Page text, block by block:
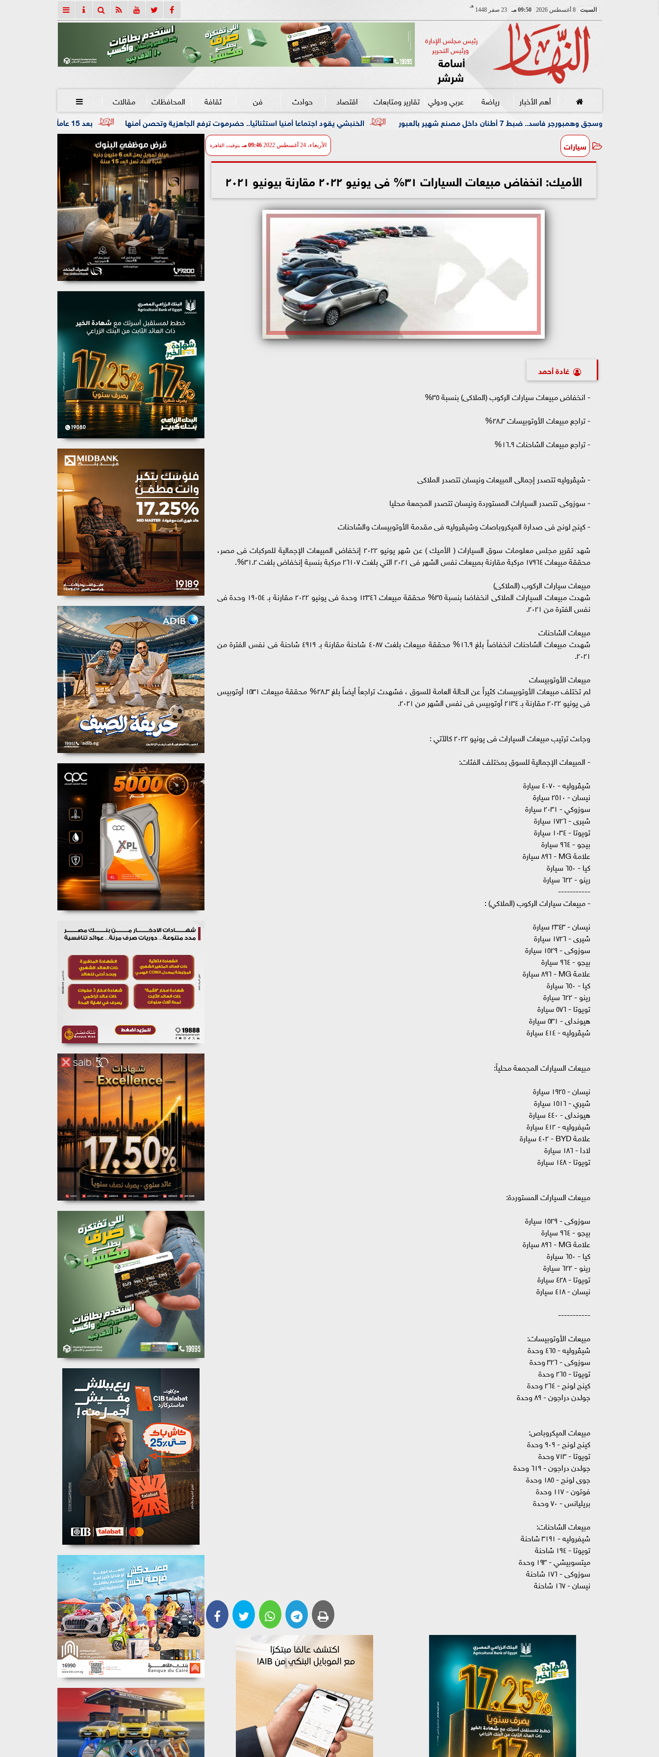
السبت 8 أغسطس 2026 09:50 مـ 23 صفر 1448
هـ
رئيس مجلس الإدارة
ورئيس التحرير
أسامة
شرشر
أهم الأخبار رياضة عربي ودولي تقارير ومتابعات اقتصاد حوادث فن ثقافة المحافظات مقالات 
بعد 15 عاماً من الغياب.. المجلس الثقافي البريطاني شريكاً لمهرجان القاهرة للمسرح التجريبي الخنبشي يقود اجتماعا أمنيا استثنائيا.. حضرموت ترفع الجاهزية وتحصن أمنها فاسد.. ضبط 7 أطنان داخل مصنع شهير بالعبور
سيارات الأربعاء، 24 أغسطس 2022 09:46 مـ بتوقيت القاهرة
الأميك: انخفاض مبيعات السيارات ٣١% فى يونيو ٢٠٢٢ مقارنة بيونيو ٢٠٢١
غادة أحمد
- انخفاض مبيعات سيارات الركوب (الملاكى) بنسبة ٣٥%
- تراجع مبيعات الأوتوبيسات ٢٨.٣%
- تراجع مبيعات الشاحنات ١٦.٩%
- شيڤروليه تتصدر إجمالى المبيعات ونيسان تتصدر الملاكى
- سوزوكى تتصدر السيارات المستوردة ونيسان تتصدر المجمعة محليا
- كينج لونج فى صدارة الميكروباصات وشيڤروليه فى مقدمة الأوتوبيسات والشاحنات
شهد تقرير مجلس معلومات سوق السيارات ( الأميك ) عن شهر يونيو ٢٠٢٢ إنخفاض المبيعات الإجمالية للمركبات فى مصر،
محققة مبيعات ١٧٩٦٤ مركبة مقارنة بمبيعات نفس الشهر فى ٢٠٢١ التي بلغت ٢٦١٠٧ مركبة بنسبة إنخفاض بلغت ٣١.٢%.
مبيعات سيارات الركوب (الملاكى)
شهدت مبيعات السيارات الملاكى انخفاضا بنسبة ٣٥% محققة مبيعات ١٢٣٤٦ وحدة فى يونيو ٢٠٢٢ مقارنة بـ ١٩٠٥٤ وحدة فى
نفس الفترة من ٢٠٢١.
مبيعات الشاحنات
شهدت مبيعات الشاحنات انخفاضاً بلغ ١٦.٩% محققة مبيعات بلغت ٤٠٨٧ شاحنة مقارنة بـ ٤٩١٩ شاحنة فى نفس الفترة من
٢٠٢١.
مبيعات الأوتوبيسات
لم تختلف مبيعات الأوتوبيسات كثيراً عن الحالة العامة للسوق ، فشهدت تراجعاً أيضاً بلغ ٢٨.٣% محققة مبيعات ١٥٣١ أوتوبيس
فى يونيو ٢٠٢٢ مقارنة بـ ٢١٣٤ أوتوبيس فى نفس الشهر من ٢٠٢١.
وجاءت ترتيب مبيعات السيارات فى يونيو ٢٠٢٢ كالآتي :
- المبيعات الإجمالية للسوق بمختلف الفئات:
شيڤروليه - ٤٠٧٠ سيارة
نيسان - ٢٥١٠ سيارة
سوزوكي - ٢٠٣١ سيارة
شيرى - ١٧٢٦ سيارة
تويوتا - ١٠٣٤ سيارة
بيچو - ٩٦٤ سيارة
علامة MG - ٨٩٦ سيارة
كيا - ٦٥٠ سيارة
رينو - ٦٢٢ سيارة
-----------
- مبيعات سيارات الركوب (الملاكي) :
نيسان - ٢٣٤٣ سيارة
شيرى - ١٧٢٦ سيارة
سوزوكى - ١٥٢٩ سيارة
بيچو - ٩٦٤ سيارة
علامة MG - ٨٩٦ سيارة
كيا - ٦٥٠ سيارة
رينو - ٦٢٢ سيارة
تويوتا - ٥٧٦ سيارة
هيونداى - ٥٣١ سيارة
شيڤروليه - ٤١٤ سيارة
مبيعات السيارات المجمعة محلياً:
نيسان - ١٩٢٥ سيارة
شيري - ١٥١٦ سيارة
هيونداى - ٤٤٠ سيارة
شيفروليه - ٤١٢ سيارة
علامة BYD - ٤٠٢ سيارة
لادا - ١٨٦ سيارة
تويوتا - ١٤٨ سيارة
مبيعات السيارات المستوردة:
سوزوكى - ١٥٢٩ سيارة
بيچو - ٩٦٤ سيارة
علامة MG - ٨٩٦ سيارة
كيا - ٦٥٠ سيارة
رينو - ٦٢٢ سيارة
تويوتا - ٤٢٨ سيارة
نيسان - ٤١٨ سيارة
-----------
مبيعات الأوتوبيسات:
شيڤروليه - ٤٦٥ وحدة
سوزوكى - ٣٢٦ وحدة
تويوتا - ٢٦٥ وحدة
كينج لونج - ٢٦٤ وحدة
جولدن دراجون - ٨٩ وحدة
مبيعات الميكروباص:
كينج لونج - ٩٠٩ وحدة
تويوتا - ٧١٣ وحدة
جولدن دراجون - ٦١٩ وحدة
جوى لونج - ١٨٥ وحدة
فوتون - ١١٧ وحدة
بريليانس - ٧٠ وحدة
مبيعات الشاحنات:
شيفروليه - ٣١٩١ شاحنة
تويوتا - ١٩٤ شاحنة
ميتسوبيشي - ١٩٣ وحدة
سوزوكى - ١٧٦ شاحنة
نيسان - ١٦٧ شاحنة